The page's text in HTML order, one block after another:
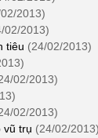
2013)
02/2013)
tiêu (24/02/2013)
02/2013)
02/2013)
vũ trụ (24/02/